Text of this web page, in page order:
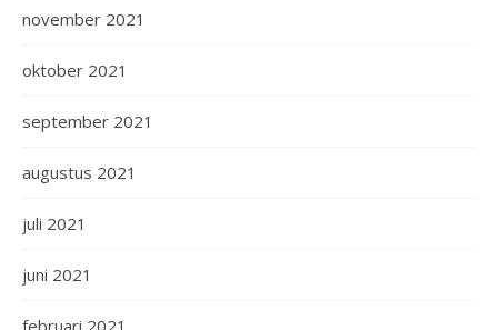
november 2021
oktober 2021
september 2021
augustus 2021
juli 2021
juni 2021